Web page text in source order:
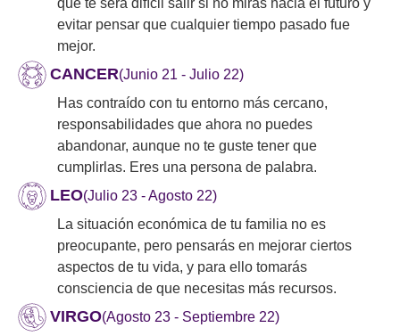
evitar pensar que cualquier tiempo pasado fue
mejor.
CANCER(Junio 21 - Julio 22)
Has contraído con tu entorno más cercano,
responsabilidades que ahora no puedes
abandonar, aunque no te guste tener que
cumplirlas. Eres una persona de palabra.
LEO(Julio 23 - Agosto 22)
La situación económica de tu familia no es
preocupante, pero pensarás en mejorar ciertos
aspectos de tu vida, y para ello tomarás
consciencia de que necesitas más recursos.
VIRGO(Agosto 23 - Septiembre 22)